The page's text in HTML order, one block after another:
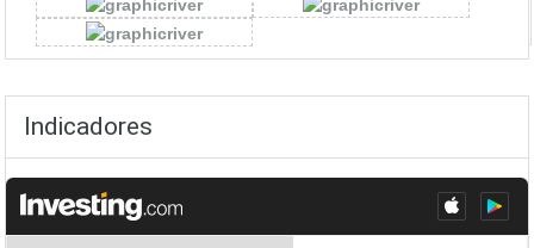
Indicadores